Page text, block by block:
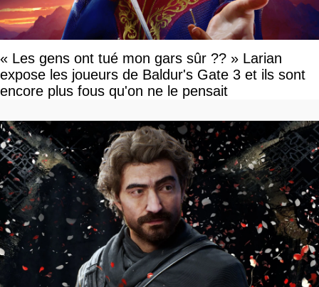
« Les gens ont tué mon gars sûr ?? » Larian
expose les joueurs de Baldur's Gate 3 et ils sont
encore plus fous qu'on ne le pensait